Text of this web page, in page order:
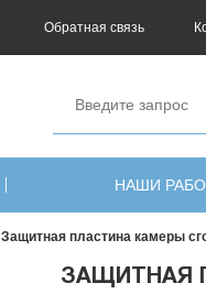
Обратная связь
НАШИ
Защитная пластина камеры
ЗАЩИТНАЯ